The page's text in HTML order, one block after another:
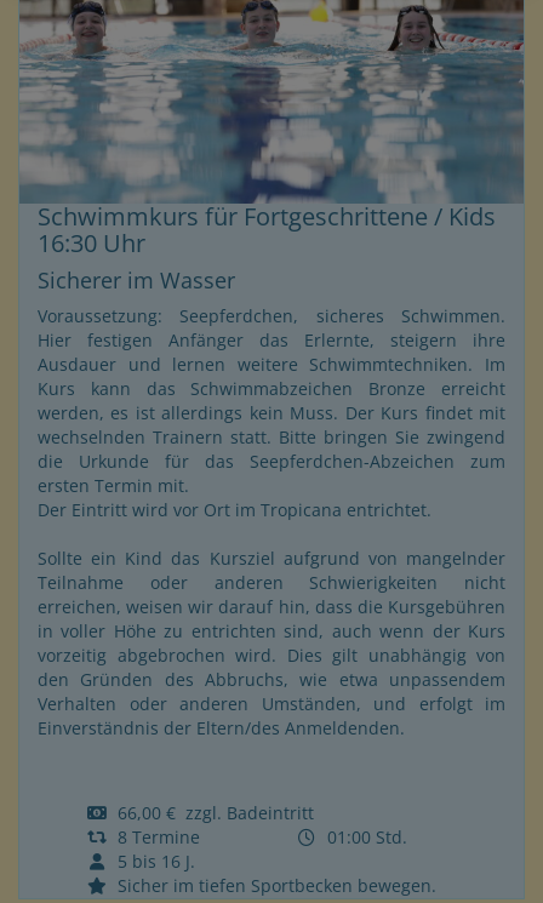
Schwimmkurs für Fortgeschrittene / Kids
16:30 Uhr
Sicherer im Wasser
Voraussetzung: Seepferdchen, sicheres Schwimmen.
Hier festigen Anfänger das Erlernte, steigern ihre
Ausdauer und lernen weitere Schwimmtechniken. Im
Kurs kann das Schwimmabzeichen Bronze erreicht
werden, es ist allerdings kein Muss. Der Kurs findet mit
wechselnden Trainern statt. Bitte bringen Sie zwingend
die Urkunde für das Seepferdchen-Abzeichen zum
ersten Termin mit.
Der Eintritt wird vor Ort im Tropicana entrichtet.
Sollte ein Kind das Kursziel aufgrund von mangelnder
Teilnahme oder anderen Schwierigkeiten nicht
erreichen, weisen wir darauf hin, dass die Kursgebühren
in voller Höhe zu entrichten sind, auch wenn der Kurs
vorzeitig abgebrochen wird. Dies gilt unabhängig von
den Gründen des Abbruchs, wie etwa unpassendem
Verhalten oder anderen Umständen, und erfolgt im
Einverständnis der Eltern/des Anmeldenden.
66,00 € zzgl. Badeintritt
8 Termine
01:00 Std.
5 bis 16 J.
Sicher im tiefen Sportbecken bewegen.